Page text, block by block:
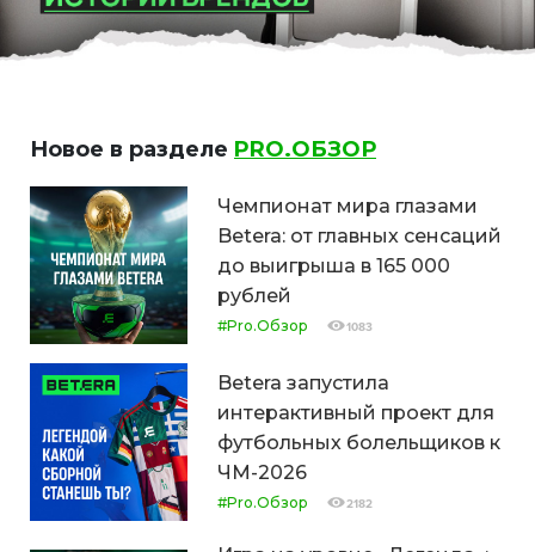
Новое в разделе PRO.ОБЗОР
Чемпионат мира глазами
Betera: от главных сенсаций
до выигрыша в 165 000
рублей
#Pro.Обзор 1083
Betera запустила
интерактивный проект для
футбольных болельщиков к
ЧМ-2026
#Pro.Обзор 2182